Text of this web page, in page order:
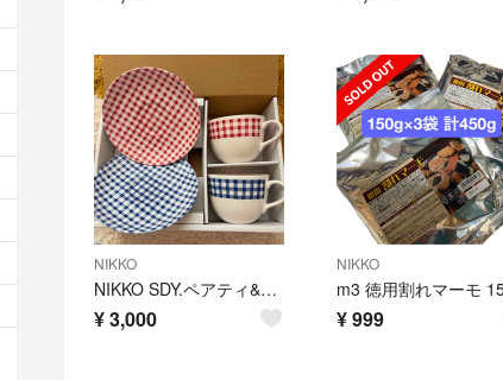
NIKKO
NIKKO SDY.ペアティ&コーヒーセット #CC04
¥3,000
NIKKO
¥999